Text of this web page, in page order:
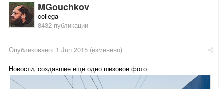
MGouchkov
collega
8432 публикации
Опубликовано: 1 Jun 2015 (изменено)
Новости, создавшие ещё одно шизовое фото